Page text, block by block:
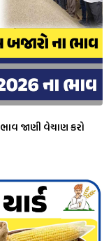
જાણી વેચાણ કરો